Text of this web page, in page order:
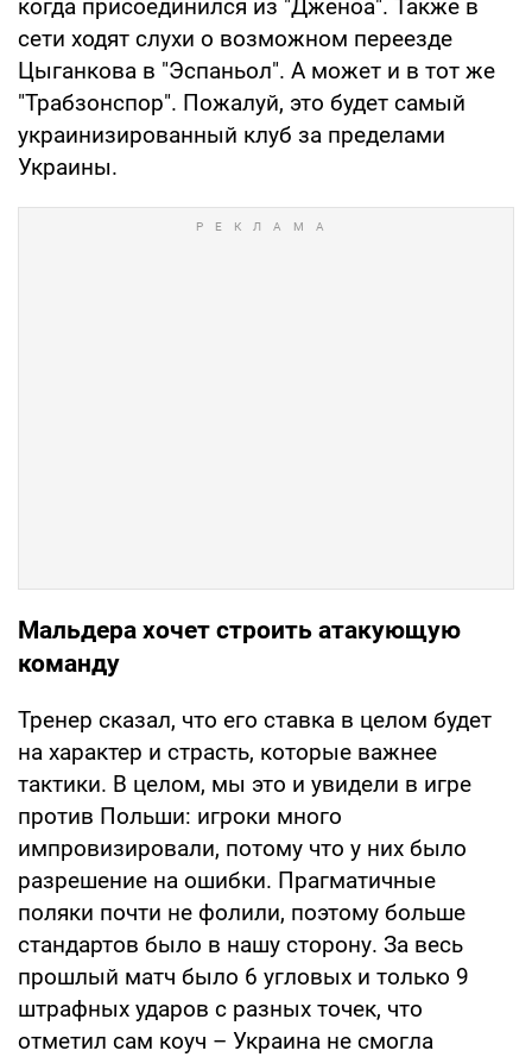
когда присоединился из "Дженоа". Также в
сети ходят слухи о возможном переезде
Цыганкова в "Эспаньол". А может и в тот же
"Трабзонспор". Пожалуй, это будет самый
украинизированный клуб за пределами
Украины.
Мальдера хочет строить атакующую
команду
Тренер сказал, что его ставка в целом будет
на характер и страсть, которые важнее
тактики. В целом, мы это и увидели в игре
против Польши: игроки много
импровизировали, потому что у них было
разрешение на ошибки. Прагматичные
поляки почти не фолили, поэтому больше
стандартов было в нашу сторону. За весь
прошлый матч было 6 угловых и только 9
штрафных ударов с разных точек, что
отметил сам коуч – Украина не смогла